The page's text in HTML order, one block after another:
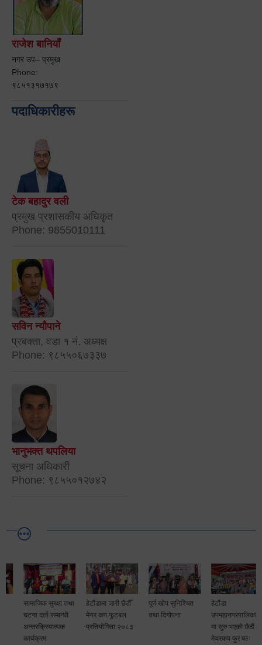
राजेश बानियाँ
नगर उप– प्रमुख
Phone:
९८५१३१७१७९
पदाधिकारीहरू
टेक बहादुर वली
प्रमुख प्रशासकीय अधिकृत
Phone: 9855010111
सविन न्यौपाने
प्रबक्ता, वडा १ नं. अध्यक्ष
Phone: ९८५५०६७३३७
भानुभक्त थपलिया
सूचना अधिकारी
Phone: ९८५५०१२७४२
सामाजिक सुरक्षा तथा
घटना दर्ता सम्बन्धी
अन्तरक्रियात्मक
कार्यक्रम
हेटौंडामा जारी छैठौँ
मेयर कप फुटबल
प्रतियोगिता २०८३
पूर्ण खोप सुनिश्चित
तथा दिगोपना
हेटौंडा
उपमहानगरपालिका-१३
मा सुरु भएकाे छैठाैं
मेयरकप फुटबल